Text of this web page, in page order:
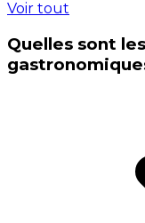
Voir tout
Quelles sont